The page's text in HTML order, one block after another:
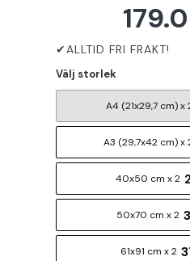
Välj storlek
A4 (21x29,7 cm) x
A3 (29,7x42 cm) x
40x50 cm x 2
50x70 cm x 2
61x91 cm x 2